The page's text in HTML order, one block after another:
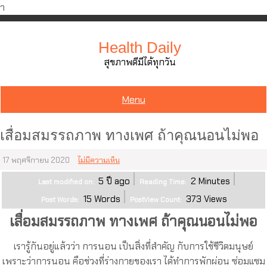
ำ
Skip
Health Daily
สุขภาพดีมีได้ทุกวัน
Menu
เสื่อมสมรรถภาพ ทางเพศ ถ้าคุณนอนไม่พอ
17 พฤศจิกายน 2020 ไม่มีความเห็น
Last modified on: 5 ปี ago Reading Time: 2 Minutes
Post Words: 15 Words PostView Count: 373 Views
เสื่อมสมรรถภาพ ทางเพศ ถ้าคุณนอนไม่พอ
เรารู้กันอยู่แล้วว่า การนอน เป็นสิ่งที่สำคัญ กับการใช้ชีวิตมนุษย์
เพราะว่าการนอน คือช่วงที่ร่างกายของเรา ได้ทำการพักผ่อน ซ่อมแซม